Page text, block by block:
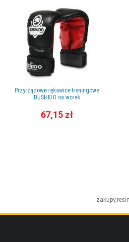
Przyrządowe rękawice treningowe
BUSHIDO na worek
67,15 zł